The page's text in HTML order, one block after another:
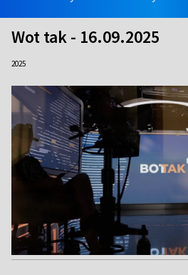
Wot tak - 16.09.2025
2025